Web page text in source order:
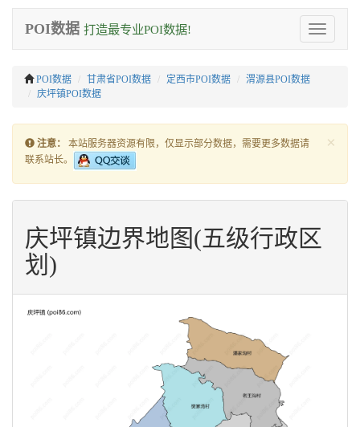
Toggle
navigation
POI数据 打造最专业POI数据!
POI数据 甘肃省POI数据 定西市POI数据
渭源县POI数据
庆坪镇POI数据
×
注意：
本站服务器资源有限，仅显示部分数据，需要更多数据请
联系站长。
庆坪镇边界地图(五级行政区
划)